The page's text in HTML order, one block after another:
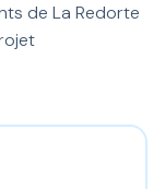
de La Redorte